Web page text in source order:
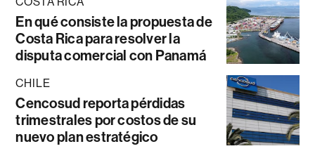
En qué consiste la propuesta de
Costa Rica para resolver la
disputa comercial con Panamá
CHILE
Cencosud reporta pérdidas
trimestrales por costos de su
nuevo plan estratégico